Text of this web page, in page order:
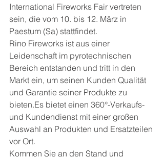
International Fireworks Fair vertreten
sein, die vom 10. bis 12. März in
Paestum (Sa) stattfindet.
Rino Fireworks ist aus einer
Leidenschaft im pyrotechnischen
Bereich entstanden und tritt in den
Markt ein, um seinen Kunden Qualität
und Garantie seiner Produkte zu
bieten.Es bietet einen 360°-Verkaufs-
und Kundendienst mit einer großen
Auswahl an Produkten und Ersatzteilen
vor Ort.
Kommen Sie an den Stand und